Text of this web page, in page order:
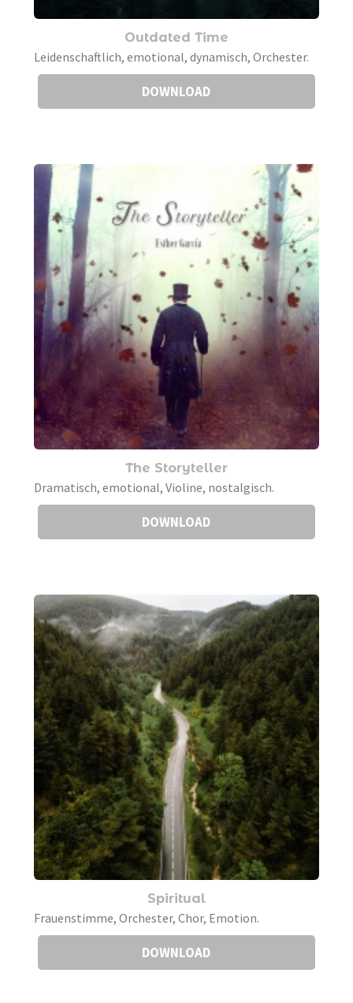
Outdated Time
Leidenschaftlich, emotional, dynamisch, Orchester.
DOWNLOAD
The Storyteller
Dramatisch, emotional, Violine, nostalgisch.
DOWNLOAD
Spiritual
Frauenstimme, Orchester, Chor, Emotion.
DOWNLOAD